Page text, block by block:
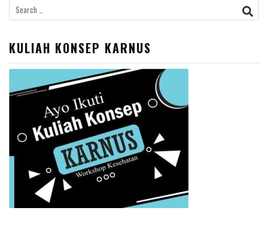
Search
for:
KULIAH KONSEP KARNUS